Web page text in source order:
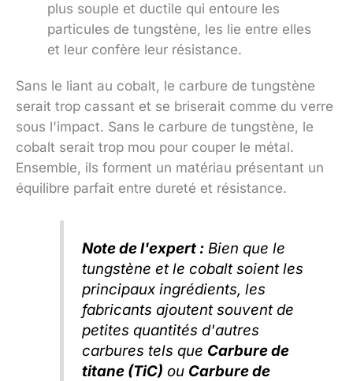
plus souple et ductile qui entoure les
particules de tungstène, les lie entre elles
et leur confère leur résistance.
Sans le liant au cobalt, le carbure de tungstène
serait trop cassant et se briserait comme du verre
sous l'impact. Sans le carbure de tungstène, le
cobalt serait trop mou pour couper le métal.
Ensemble, ils forment un matériau présentant un
équilibre parfait entre dureté et résistance.
Note de l'expert :Bien que le
tungstène et le cobalt soient les
principaux ingrédients, les
fabricants ajoutent souvent de
petites quantités d'autres
carbures tels que Carbure de
titane (TiC) ou Carbure de